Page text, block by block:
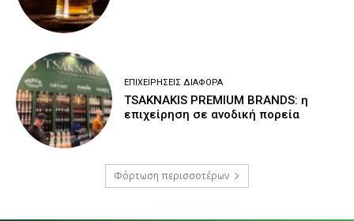
ΕΠΙΧΕΙΡΉΣΕΙΣ ΔΙΆΦΟΡΑ
TSAKNAKIS PREMIUM BRANDS: η
επιχείρηση σε ανοδική πορεία
Φόρτωση περισσοτέρων